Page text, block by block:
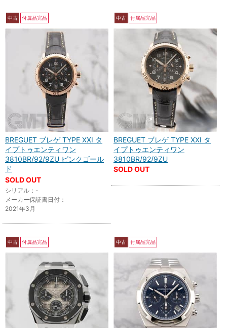
中古 付属品完品
BREGUET ブレゲ TYPE XXI タ
イプトゥエンティワン
3810BR/92/9ZU ピンクゴール
ド
SOLD OUT
シリアル：-
メーカー保証書日付：
2021年3月
中古 付属品完品
BREGUET ブレゲ TYPE XXI タ
イプトゥエンティワン
3810BR/92/9ZU
SOLD OUT
中古 付属品完品 中古 付属品完品